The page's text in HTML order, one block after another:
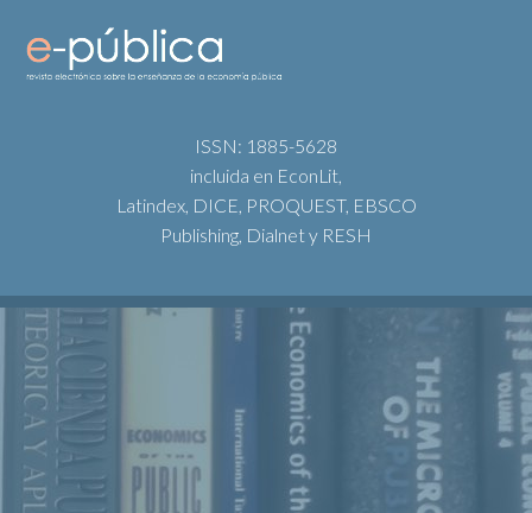
ISSN: 1885-5628
incluida en EconLit,
Latindex, DICE, PROQUEST, EBSCO
Publishing, Dialnet y RESH